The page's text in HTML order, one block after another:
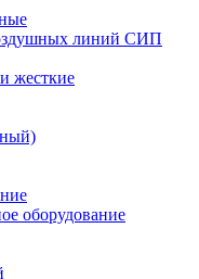
линий СИП
жесткие
оборудование